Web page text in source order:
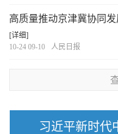
高质量推动京津冀协同发
[详细]
10-24 09-10
人民日报
习近平新时代